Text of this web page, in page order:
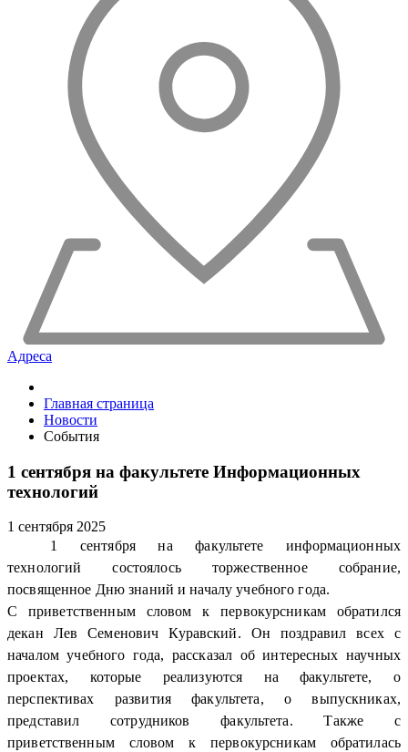
Адреса
Главная страница
Новости
События
1 сентября на факультете Информационных
технологий
1 сентября 2025
1 сентября на факультете информационных
технологий состоялось торжественное собрание,
посвященное Дню знаний и началу учебного года.
С приветственным словом к первокурсникам обратился
декан Лев Семенович Куравский. Он поздравил всех с
началом учебного года, рассказал об интересных научных
проектах, которые реализуются на факультете, о
перспективах развития факультета, о выпускниках,
представил сотрудников факультета. Также с
приветственным словом к первокурсникам обратилась